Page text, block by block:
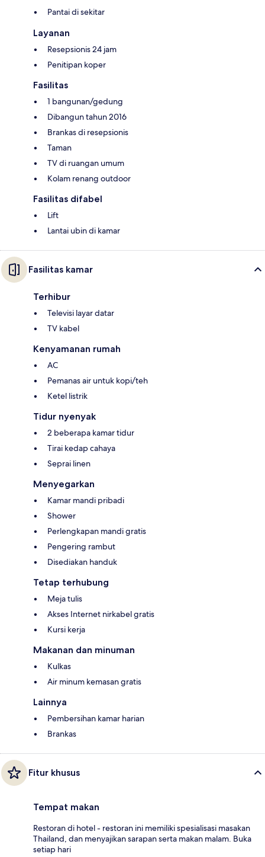
Pantai di sekitar
Layanan
Resepsionis 24 jam
Penitipan koper
Fasilitas
1 bangunan/gedung
Dibangun tahun 2016
Brankas di resepsionis
Taman
TV di ruangan umum
Kolam renang outdoor
Fasilitas difabel
Lift
Lantai ubin di kamar
Fasilitas kamar
Terhibur
Televisi layar datar
TV kabel
Kenyamanan rumah
AC
Pemanas air untuk kopi/teh
Ketel listrik
Tidur nyenyak
2 beberapa kamar tidur
Tirai kedap cahaya
Seprai linen
Menyegarkan
Kamar mandi pribadi
Shower
Perlengkapan mandi gratis
Pengering rambut
Disediakan handuk
Tetap terhubung
Meja tulis
Akses Internet nirkabel gratis
Kursi kerja
Makanan dan minuman
Kulkas
Air minum kemasan gratis
Lainnya
Pembersihan kamar harian
Brankas
Fitur khusus
Tempat makan
Restoran di hotel - restoran ini memiliki spesialisasi masakan
Thailand, dan menyajikan sarapan serta makan malam. Buka
setiap hari